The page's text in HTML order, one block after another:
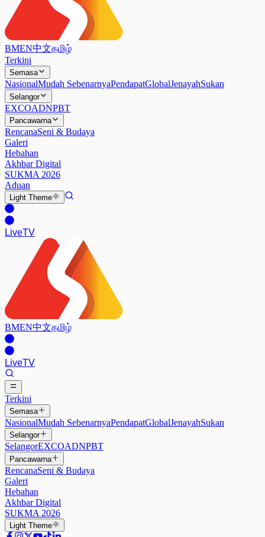
BMEN中文தமிழ்
Terkini
Semasa
NasionalMudah SebenarnyaPendapatGlobalJenayahSukan
Selangor
EXCOADNPBT
Pancawarna
RencanaSeni & Budaya
Galeri
Hebahan
Akhbar Digital
SUKMA 2026
Aduan
Light Theme
LiveTV
BMEN中文தமிழ்
LiveTV
Terkini
Semasa
NasionalMudah SebenarnyaPendapatGlobalJenayahSukan
Selangor
SelangorEXCOADNPBT
Pancawarna
RencanaSeni & Budaya
Galeri
Hebahan
Akhbar Digital
SUKMA 2026
Light Theme